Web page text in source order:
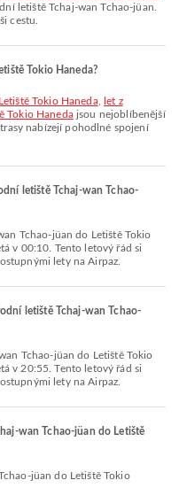
letiště Tchaj-wan Tchao-jüan.
cestu.
Tokio Haneda?
Tokio Haneda,
let z
Tokio Hanedajsou nejoblíbenější
nabízejí pohodlné spojení
letiště Tchaj-wan Tchao-
v 00:10. Tento letový řád si
lety na Airpaz.
letiště Tchaj-wan Tchao-
v 20:55. Tento letový řád si
lety na Airpaz.
wan Tchao-jüan do Letiště